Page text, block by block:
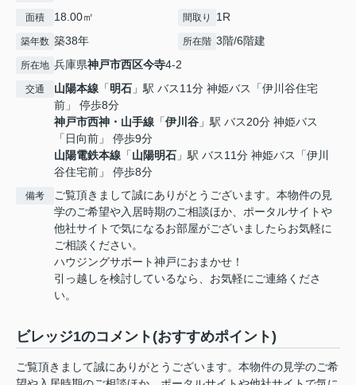
面積 18.00㎡ 間取り 1R
築年数 築38年 所在階 3階/6階建
所在地 兵庫県神戸市西区今寺4-2
交通 山陽本線 「明石 」駅 バス11分 神姫バス「伊川谷住宅
前」 停歩8分
神戸市西神・山手線 「伊川谷 」駅 バス20分 神姫バス
「日向前」 停歩9分
山陽電鉄本線 「山陽明石 」駅 バス11分 神姫バス「伊川
谷住宅前」 停歩8分
備考
ご覧頂きまして誠にありがとうございます。本物件の見
学のご希望や入居時期のご相談ほか、ポータルサイトや
他社サイトで気になるお部屋がございましたらお気軽に
ご相談ください。
ハウジングサポート神戸におまかせ！
引っ越しを検討しているなら、お気軽にご連絡くださ
い。
ビレッジ1のコメント(おすすめポイント)
ご覧頂きまして誠にありがとうございます。本物件の見学のご希